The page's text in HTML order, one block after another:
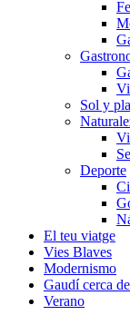
Sol y
Deporte
El teu viatge
Vies Blaves
Modernismo
Gaudí cerca
Verano